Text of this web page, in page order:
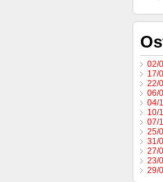
02/
17/
22/
06/
04/
10/
07/
25/
31/
27/
23/
29/